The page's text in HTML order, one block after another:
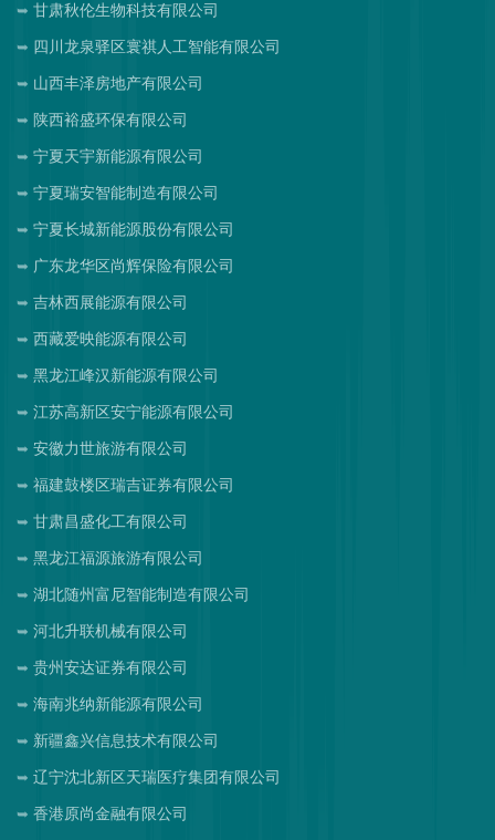
甘肃秋伦生物科技有限公司
四川龙泉驿区寰祺人工智能有限公司
山西丰泽房地产有限公司
陕西裕盛环保有限公司
宁夏天宇新能源有限公司
宁夏瑞安智能制造有限公司
宁夏长城新能源股份有限公司
广东龙华区尚辉保险有限公司
吉林西展能源有限公司
西藏爱映能源有限公司
黑龙江峰汉新能源有限公司
江苏高新区安宁能源有限公司
安徽力世旅游有限公司
福建鼓楼区瑞吉证券有限公司
甘肃昌盛化工有限公司
黑龙江福源旅游有限公司
湖北随州富尼智能制造有限公司
河北升联机械有限公司
贵州安达证券有限公司
海南兆纳新能源有限公司
新疆鑫兴信息技术有限公司
辽宁沈北新区天瑞医疗集团有限公司
香港原尚金融有限公司